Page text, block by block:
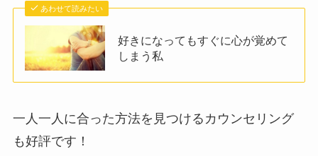
あわせて読みたい
好きになってもすぐに心が覚めて
しまう私
一人一人に合った方法を見つけるカウンセリング
も好評です！